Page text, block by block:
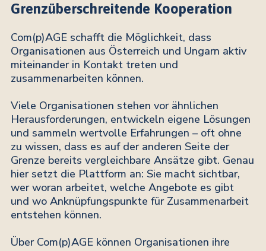
Grenzüberschreitende Kooperation
Com(p)AGE schafft die Möglichkeit, dass
Organisationen aus Österreich und Ungarn aktiv
miteinander in Kontakt treten und
zusammenarbeiten können.
Viele Organisationen stehen vor ähnlichen
Herausforderungen, entwickeln eigene Lösungen
und sammeln wertvolle Erfahrungen – oft ohne
zu wissen, dass es auf der anderen Seite der
Grenze bereits vergleichbare Ansätze gibt. Genau
hier setzt die Plattform an: Sie macht sichtbar,
wer woran arbeitet, welche Angebote es gibt
und wo Anknüpfungspunkte für Zusammenarbeit
entstehen können.
Über Com(p)AGE können Organisationen ihre